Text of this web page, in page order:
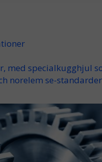
med specialkugghjul
norelem se-